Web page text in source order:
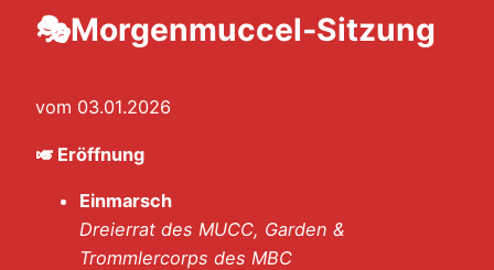
🎭Morgenmuccel‑Sitzung
vom 03.01.2026
🎺 Eröffnung
Einmarsch
Dreierrat des MUCC, Garden &
Trommlercorps des MBC